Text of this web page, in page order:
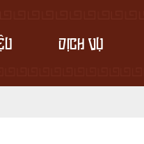
DỊCH VỤ